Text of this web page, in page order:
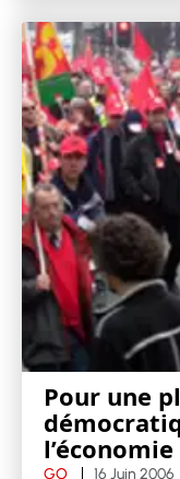
Pour une
l’économie
GO 16 Juin 2006